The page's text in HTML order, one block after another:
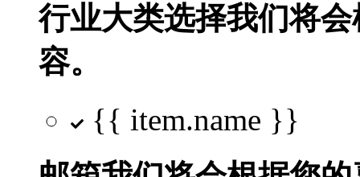
行业大类选择我们将
容。
{{ item.name }}